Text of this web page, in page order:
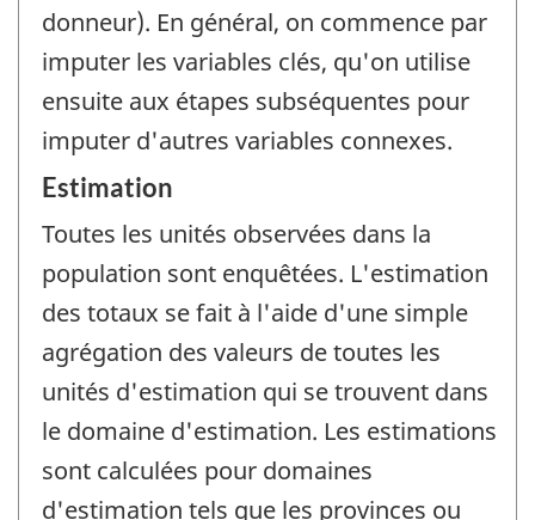
donneur). En général, on commence par
imputer les variables clés, qu'on utilise
ensuite aux étapes subséquentes pour
imputer d'autres variables connexes.
Estimation
Toutes les unités observées dans la
population sont enquêtées. L'estimation
des totaux se fait à l'aide d'une simple
agrégation des valeurs de toutes les
unités d'estimation qui se trouvent dans
le domaine d'estimation. Les estimations
sont calculées pour domaines
d'estimation tels que les provinces ou